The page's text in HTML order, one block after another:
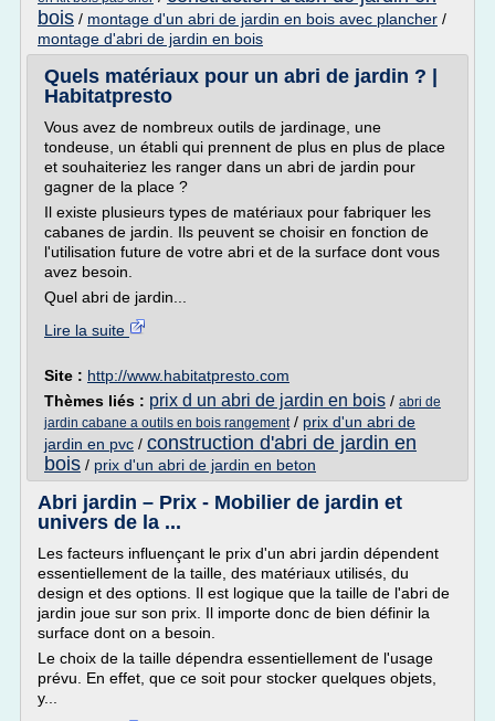
bois / montage d'un abri de jardin en bois avec plancher /
montage d'abri de jardin en bois
Quels matériaux pour un abri de jardin ? |
Habitatpresto
Vous avez de nombreux outils de jardinage, une
tondeuse, un établi qui prennent de plus en plus de place
et souhaiteriez les ranger dans un abri de jardin pour
gagner de la place ?
Il existe plusieurs types de matériaux pour fabriquer les
cabanes de jardin. Ils peuvent se choisir en fonction de
l'utilisation future de votre abri et de la surface dont vous
avez besoin.
Quel abri de jardin...
Lire la suite
Site : http://www.habitatpresto.com
Thèmes liés : prix d un abri de jardin en bois / abri de
jardin cabane a outils en bois rangement/ prix d'un abri de
jardin en pvc / construction d'abri de jardin en
bois / prix d'un abri de jardin en beton
Abri jardin – Prix - Mobilier de jardin et
univers de la ...
Les facteurs influençant le prix d'un abri jardin dépendent
essentiellement de la taille, des matériaux utilisés, du
design et des options. Il est logique que la taille de l'abri de
jardin joue sur son prix. Il importe donc de bien définir la
surface dont on a besoin.
Le choix de la taille dépendra essentiellement de l'usage
prévu. En effet, que ce soit pour stocker quelques objets,
y...